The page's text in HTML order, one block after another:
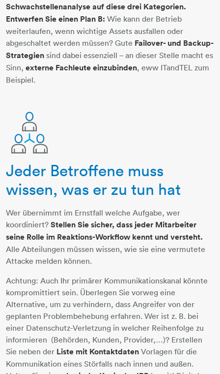
Schwachstellenanalyse auf diese drei Kategorien.
Entwerfen Sie einen Plan B: Wie kann der Betrieb
weiterlaufen, wenn wichtige Assets ausfallen oder
abgeschaltet werden müssen? Gute Failover- und Backup-
Strategien sind dabei essenziell – an dieser Stelle macht es
Sinn, externe Fachleute einzubinden, eww ITandTEL zum
Beispiel.
3-personen-team
Jeder Betroffene muss
wissen, was er zu tun hat
Wer übernimmt im Ernstfall welche Aufgabe, wer
koordiniert? Stellen Sie sicher, dass jeder Mitarbeiter
seine Rolle im Reaktions-Workflow kennt und versteht.
Alle Abteilungen müssen wissen, wie sie eine vermutete
Attacke melden können.
Achtung: Auch Ihr primärer Kommunikationskanal könnte
kompromittiert sein. Überlegen Sie vorweg eine
Alternative, um zu verhindern, dass Angreifer von der
geplanten Problembehebung erfahren. Wer ist z. B. bei
einer Datenschutz-Verletzung in welcher Reihenfolge zu
informieren (Behörden, Kunden, Provider,…)? Erstellen
Sie neben der Liste mit Kontaktdaten Vorlagen für die
Kommunikation eines Störfalls nach innen und außen.